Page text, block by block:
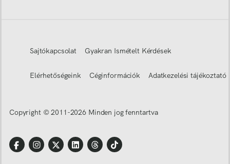
Sajtókapcsolat Gyakran Ismételt Kérdések
Elérhetőségeink Céginformációk Adatkezelési tájékoztató
Copyright © 2011-2026 Minden jog fenntartva